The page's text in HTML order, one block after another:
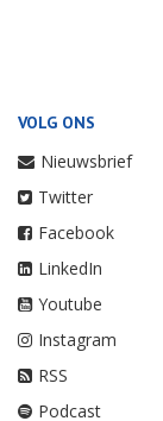
VOLG ONS
Nieuwsbrief
Twitter
Facebook
LinkedIn
Youtube
Instagram
RSS
Podcast